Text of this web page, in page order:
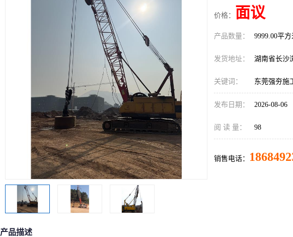
价格： 面议
产品数量： 9999.00平
发货地址： 湖南省长沙
关键词： 东莞强夯施
发布日期： 2026-08-06
阅 读 量： 98
销售电话：
产品描述